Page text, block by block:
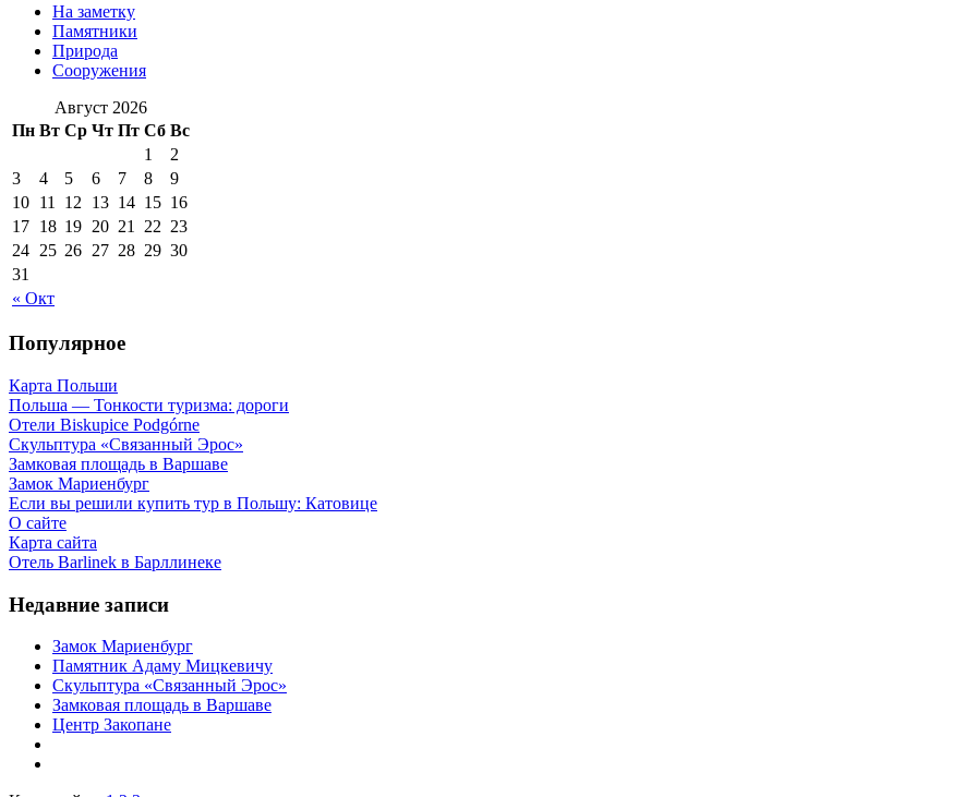
На заметку
Памятники
Природа
Сооружения
Август 2026
Пн Вт Ср Чт Пт Сб Вс
« Окт
1
2
3
4 5 6 7 8
9
10 11 12 13 14 15 16
17 18 19 20 21 22 23
24 25 26 27 28 29 30
31
Популярное
Карта Польши
Польша — Тонкости туризма: дороги
Отели Biskupice Podgórne
Скульптура «Связанный Эрос»
Замковая площадь в Варшаве
Замок Мариенбург
Если вы решили купить тур в Польшу: Катовице
О сайте
Карта сайта
Отель Barlinek в Барллинеке
Недавние записи
Замок Мариенбург
Памятник Адаму Мицкевичу
Скульптура «Связанный Эрос»
Замковая площадь в Варшаве
Центр Закопане